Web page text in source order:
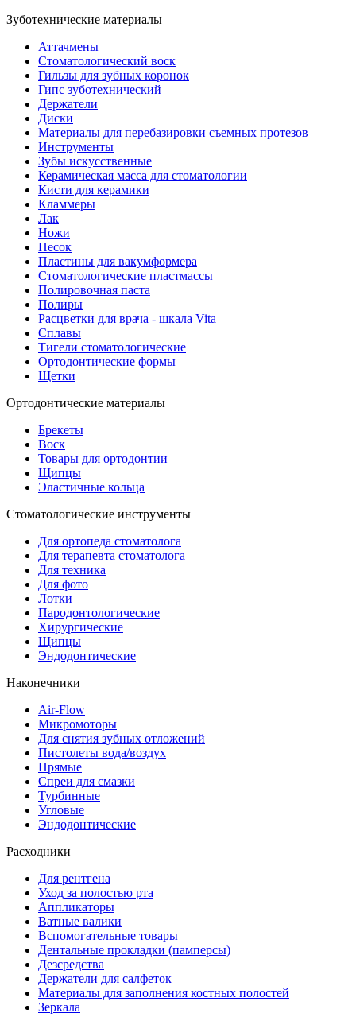
Зуботехнические материалы
Аттачмены
Стоматологический воск
Гильзы для зубных коронок
Гипс зуботехнический
Держатели
Диски
Материалы для перебазировки съемных протезов
Инструменты
Зубы искусственные
Керамическая масса для стоматологии
Кисти для керамики
Кламмеры
Лак
Ножи
Песок
Пластины для вакумформера
Стоматологические пластмассы
Полировочная паста
Полиры
Расцветки для врача - шкала Vita
Сплавы
Тигели стоматологические
Ортодонтические формы
Щетки
Ортодонтические материалы
Брекеты
Воск
Товары для ортодонтии
Щипцы
Эластичные кольца
Стоматологические инструменты
Для ортопеда стоматолога
Для терапевта стоматолога
Для техника
Для фото
Лотки
Пародонтологические
Хирургические
Щипцы
Эндодонтические
Наконечники
Air-Flow
Микромоторы
Для снятия зубных отложений
Пистолеты вода/воздух
Прямые
Спреи для смазки
Турбинные
Угловые
Эндодонтические
Расходники
Для рентгена
Уход за полостью рта
Аппликаторы
Ватные валики
Вспомогательные товары
Дентальные прокладки (памперсы)
Дезсредства
Держатели для салфеток
Материалы для заполнения костных полостей
Зеркала